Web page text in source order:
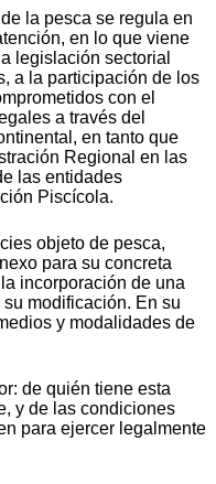
la pesca se regula en
en lo que viene
legislación sectorial
a la participación de los
con el
a través del
en tanto que
Regional en las
las entidades
Piscícola.
objeto de pesca,
para su concreta
incorporación de una
modificación. En su
y modalidades de
de quién tiene esta
y de las condiciones
para ejercer legalmente